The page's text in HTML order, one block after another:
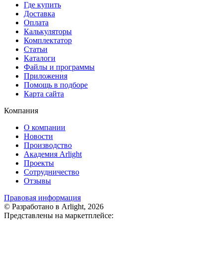
Где купить
Доставка
Оплата
Калькуляторы
Комплектатор
Статьи
Каталоги
Файлы и программы
Приложения
Помощь в подборе
Карта сайта
Компания
О компании
Новости
Производство
Академия Arlight
Проекты
Сотрудничество
Отзывы
Правовая информация
© Разработано в Arlight, 2026
Представлены на маркетплейсе: